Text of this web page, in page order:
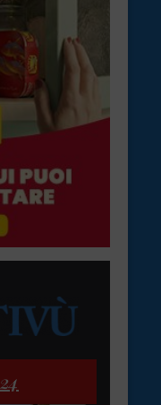
24